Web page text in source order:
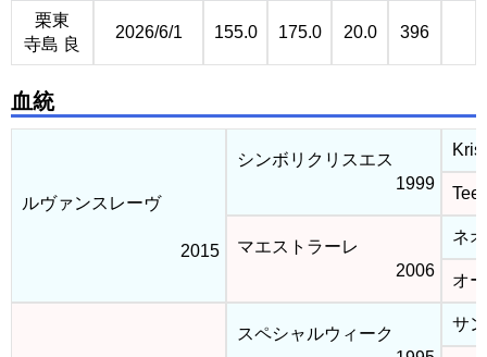
栗東
寺島 良
2026/6/1 155.0 175.0 20.0 396
血統
ルヴァンスレーヴ
2015
シンボリクリスエス
1999
Kris
Tee
マエストラーレ
2006
ネ
オ
スペシャルウィーク
サ